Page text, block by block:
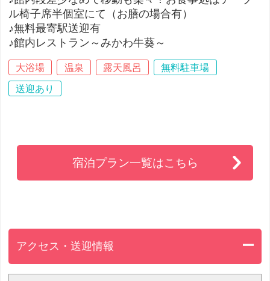
ル椅子席半個室にて（お膳の場合有）
♪無料最寄駅送迎有
♪館内レストラン～みかわ牛葵～
大浴場 温泉 露天風呂
無料駐車場
送迎あり
宿泊プラン一覧はこちら
アクセス・送迎情報